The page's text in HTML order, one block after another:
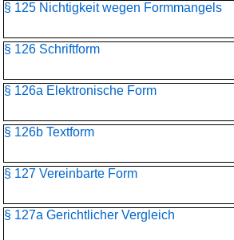
§ 125 Nichtigkeit wegen Formmangels
§ 126 Schriftform
§ 126a Elektronische Form
§ 126b Textform
§ 127 Vereinbarte Form
§ 127a Gerichtlicher Vergleich